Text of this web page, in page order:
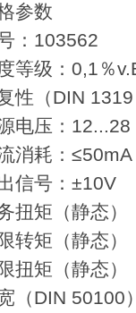
参数
：103562
等级：0,1％
性（DIN
电压：12...28
消耗：≤50mA
信号：±10V
扭矩（静态
转矩（静态）
扭矩（静态）
（DIN 50100